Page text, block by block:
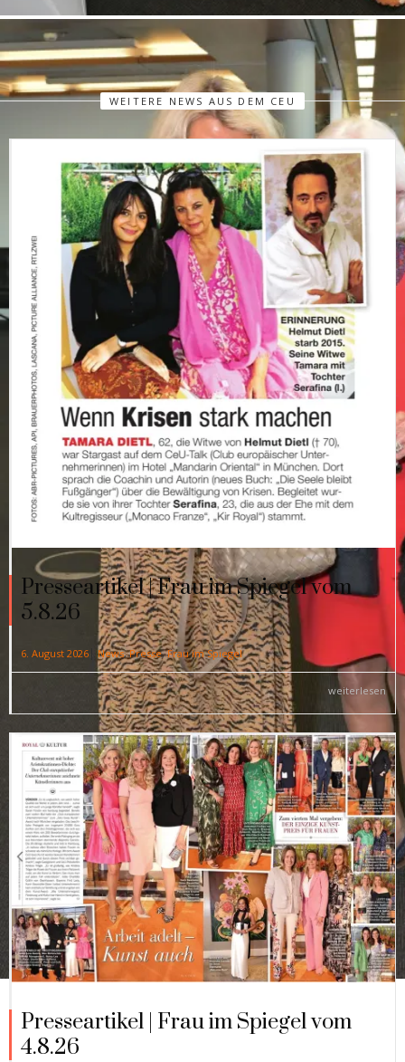
WEITERE NEWS AUS DEM CEU
Presseartikel | Frau im Spiegel vom
5.8.26
6. August 2026 News,Presse,Frau im Spiegel
weiterlesen
Presseartikel | Frau im Spiegel vom
4.8.26